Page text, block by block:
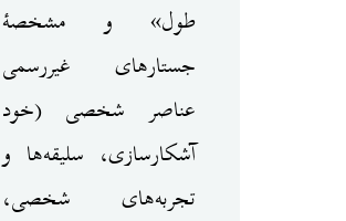
طول» و مشخصهٔ
جستارهای غیررسمی
عناصر شخصی (خود
آشکارسازی، سلیقه‌ها و
تجربه‌های شخصی،